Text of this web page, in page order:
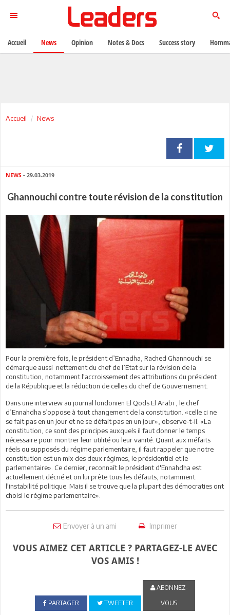
Accueil News
NEWS - 29.03.2019
Ghannouchi contre toute révision de la constitution
Pour la première fois, le président d’Ennadha, Rached Ghannouchi se
démarque aussi nettement du chef de l’Etat sur la révision de la
constitution, notamment l'accroissement des attributions du président
de la République et la réduction de celles du chef de Gouvernement.
Dans une interview au journal londonien El Qods El Arabi , le chef
d’Ennahdha s’oppose à tout changement de la constitution. «celle ci ne
se fait pas en un jour et ne se défait pas en un jour», observe-t-il. «La
constitution, ce sont des principes auxquels il faut donner le temps
nécessaire pour montrer leur utilité ou leur vanité. Quant aux méfaits
réels ou supposés du régime parlementaire, il faut rappeler que notre
constitution est un mix des deux régimes, le présidentiel et le
parlementaire». Ce dernier, reconnaît le président d'Ennahdha est
actuellement décrié et on lui prête tous les défauts, notamment
l'instabilité politique. Mais il se trouve que la plupart des démocraties ont
choisi le régime parlementaire».
Envoyer à un ami Imprimer
VOUS AIMEZ CET ARTICLE ? PARTAGEZ-LE AVEC
VOS AMIS !
PARTAGER TWEETER
ABONNEZ-
VOUS
Accueil News Opinion Notes & Docs Success story